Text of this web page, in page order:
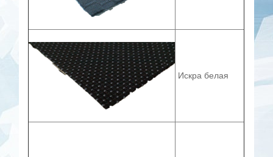
Искра белая